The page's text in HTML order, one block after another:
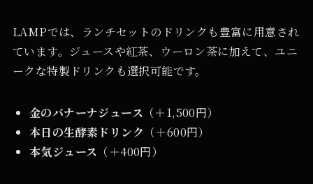
LAMPでは、ランチセットのドリンクも豊富に用意され
ています。ジュースや紅茶、ウーロン茶に加えて、ユニ
ークな特製ドリンクも選択可能です。
金のバナーナジュース （＋1,500円）
本日の生酵素ドリンク （＋600円）
本気ジュース （＋400円）